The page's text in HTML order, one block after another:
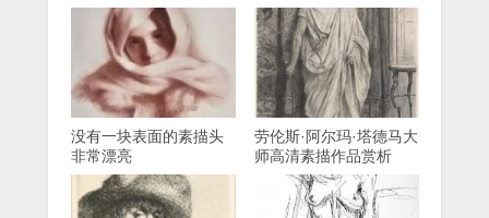
没有一块表面的素描头
非常漂亮
劳伦斯·阿尔玛·塔德马大
师高清素描作品赏析